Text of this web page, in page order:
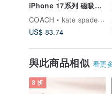
iPhone 17系列 磁吸波
浪手機殼 粉彩紫
COACH • kate spade 數位精品
US$ 83.74
與此商品相似 看更
8 折